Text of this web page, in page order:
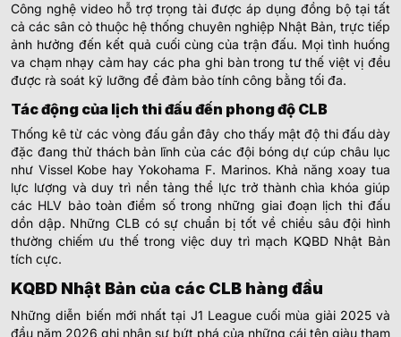
Công nghệ video hỗ trợ trọng tài được áp dụng đồng bộ tại tất
cả các sân cỏ thuộc hệ thống chuyên nghiệp Nhật Bản, trực tiếp
ảnh hưởng đến kết quả cuối cùng của trận đấu. Mọi tình huống
va chạm nhạy cảm hay các pha ghi bàn trong tư thế việt vị đều
được rà soát kỹ lưỡng để đảm bảo tính công bằng tối đa.
Tác động của lịch thi đấu đến phong độ CLB
Thống kê từ các vòng đấu gần đây cho thấy mật độ thi đấu dày
đặc đang thử thách bản lĩnh của các đội bóng dự cúp châu lục
như Vissel Kobe hay Yokohama F. Marinos. Khả năng xoay tua
lực lượng và duy trì nền tảng thể lực trở thành chìa khóa giúp
các HLV bảo toàn điểm số trong những giai đoạn lịch thi đấu
dồn dập. Những CLB có sự chuẩn bị tốt về chiều sâu đội hình
thường chiếm ưu thế trong việc duy trì mạch KQBD Nhật Bản
tích cực.
KQBD Nhật Bản của các CLB hàng đầu
Những diễn biến mới nhất tại J1 League cuối mùa giải 2025 và
đầu năm 2026 ghi nhận sự bứt phá của những cái tên giàu tham